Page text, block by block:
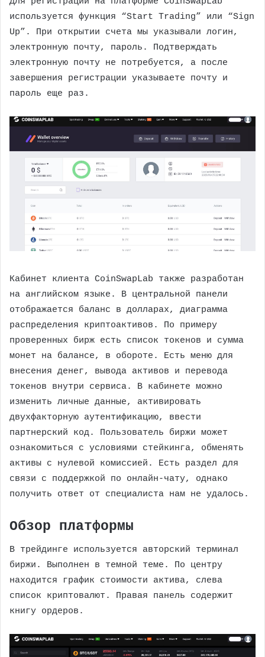
используется функция “Start Trading” или “Sign
Up”. При открытии счета мы указывали логин,
электронную почту, пароль. Подтверждать
электронную почту не потребуется, а после
завершения регистрации указываете почту и
пароль еще раз.
Кабинет клиента CoinSwapLab также разработан
на английском языке. В центральной панели
отображается баланс в долларах, диаграмма
распределения криптоактивов. По примеру
проверенных бирж есть список токенов и сумма
монет на балансе, в обороте. Есть меню для
внесения денег, вывода активов и перевода
токенов внутри сервиса. В кабинете можно
изменить личные данные, активировать
двухфакторную аутентификацию, ввести
партнерский код. Пользователь биржи может
ознакомиться с условиями стейкинга, обменять
активы с нулевой комиссией. Есть раздел для
связи с поддержкой по онлайн-чату, однако
получить ответ от специалиста нам не удалось.
Обзор платформы
В трейдинге используется авторский терминал
биржи. Выполнен в темной теме. По центру
находится график стоимости актива, слева
список криптовалют. Правая панель содержит
книгу ордеров.